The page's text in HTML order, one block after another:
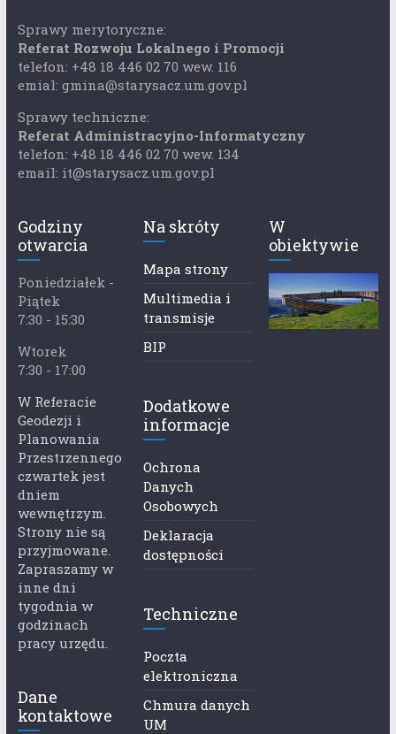
Sprawy merytoryczne:
Referat Rozwoju Lokalnego i Promocji
telefon: +48 18 446 02 70 wew. 116
emial: gmina@starysacz.um.gov.pl
Sprawy techniczne:
Referat Administracyjno-Informatyczny
telefon: +48 18 446 02 70 wew. 134
email: it@starysacz.um.gov.pl
Godziny
otwarcia
Poniedziałek -
Piątek
7:30 - 15:30
Wtorek
7:30 - 17:00
W Referacie
Geodezji i
Planowania
Przestrzennego
czwartek jest
dniem
wewnętrzym.
Strony nie są
przyjmowane.
Zapraszamy w
inne dni
tygodnia w
godzinach
pracy urzędu.
Dane
kontaktowe
Na skróty
Mapa strony
Multimedia i
transmisje
BIP
Dodatkowe
informacje
Ochrona
Danych
Osobowych
Deklaracja
dostępności
Techniczne
Poczta
elektroniczna
Chmura danych
UM
W
obiektywie